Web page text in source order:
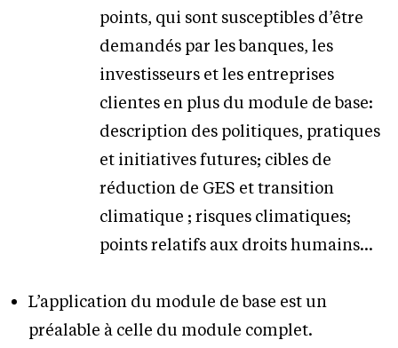
points, qui sont susceptibles d’être
demandés par les banques, les
investisseurs et les entreprises
clientes en plus du module de base:
description des politiques, pratiques
et initiatives futures; cibles de
réduction de GES et transition
climatique ; risques climatiques;
points relatifs aux droits humains…
L’application du module de base est un
préalable à celle du module complet.